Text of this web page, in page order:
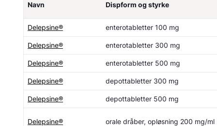
Navn Dispform og styrke
Delepsine® enterotabletter 100 mg
Delepsine® enterotabletter 300 mg
Delepsine® enterotabletter 500 mg
Delepsine® depottabletter 300 mg
Delepsine® depottabletter 500 mg
Delepsine® orale dråber, opløsning 200 mg/ml